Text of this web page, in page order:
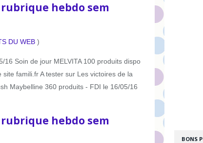
rubrique hebdo sem
DU WEB )
16 Soin de jour MELVITA 100 produits dispo
famili.fr A tester sur Les victoires de la
Maybelline 360 produits - FDI le 16/05/16
rubrique hebdo sem
BONS